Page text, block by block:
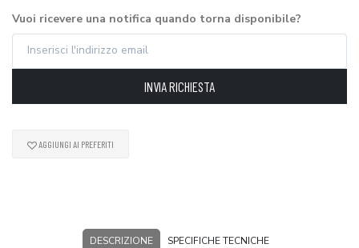
Vuoi ricevere una notifica quando torna disponibile?
INVIA RICHIESTA
AGGIUNGI AI PREFERITI
DESCRIZIONE SPECIFICHE TECNICHE